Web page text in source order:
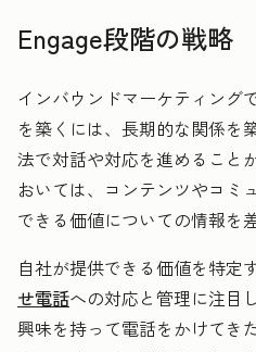
Engage段階の戦略
インバウンドマーケティング
を築くには、長期的な関係を
法で対話や対応を進めること
おいては、コンテンツやコミ
できる価値についての情報を
自社が提供できる価値を特定
せ電話への対応と管理に注目
興味を持って電話をかけてき